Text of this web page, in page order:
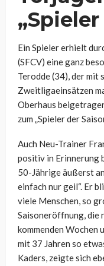
Ein Spieler erhielt
(SFCV) eine ganz
Terodde (34), der mit
Zweitligaeinsätzen
Oberhaus
zum „Spieler der
Auch Neu-Trainer
positiv in Erinnerung
50-Jährige äußerst
einfach nur geil“. Er
viele Menschen, so
Saisoneröffnung, die
kommenden Wochen
mit 37 Jahren so
Kaders, zeigte sich